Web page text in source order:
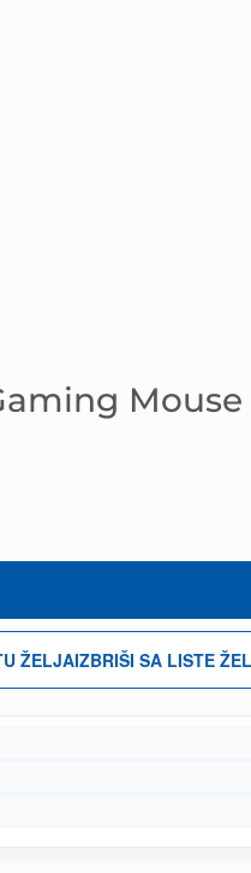
Mouse
ŽELJAIZBRIŠI SA LISTE